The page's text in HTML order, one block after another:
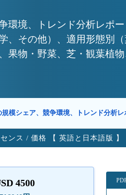
環境、トレンド分析レポ
、その他）、適用形態別
物・野菜、芝・観葉植
模シェア、競争環境、トレンド分析レ
ンス / 価格 【 英語と日本語版 】
4500